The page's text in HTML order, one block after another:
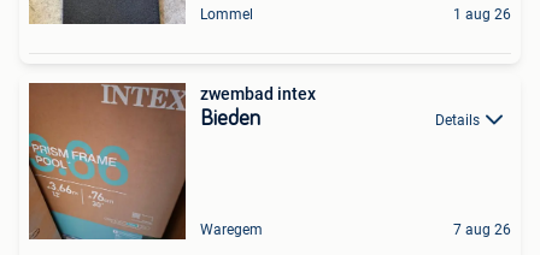
Lommel 1 aug 26
zwembad intex
Bieden Details
Waregem 7 aug 26